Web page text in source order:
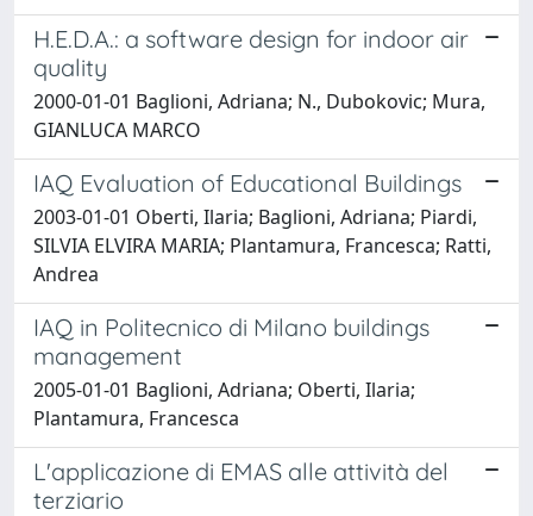
H.E.D.A.: a software design for indoor air
quality
2000-01-01 Baglioni, Adriana; N., Dubokovic; Mura,
GIANLUCA MARCO
IAQ Evaluation of Educational Buildings
2003-01-01 Oberti, Ilaria; Baglioni, Adriana; Piardi,
SILVIA ELVIRA MARIA; Plantamura, Francesca; Ratti,
Andrea
IAQ in Politecnico di Milano buildings
management
2005-01-01 Baglioni, Adriana; Oberti, Ilaria;
Plantamura, Francesca
L'applicazione di EMAS alle attività del
terziario